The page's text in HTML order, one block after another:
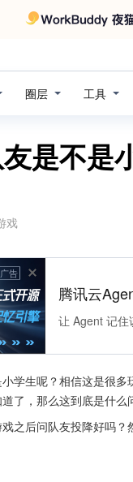
圈层 工具
是不是
戏
广告
腾讯云
让 Agent 记住
学生呢？相信这是很
了，那么这到底是什么
之后问队友投降好吗